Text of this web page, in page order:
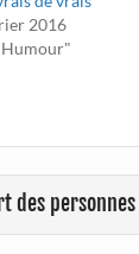
2016
des